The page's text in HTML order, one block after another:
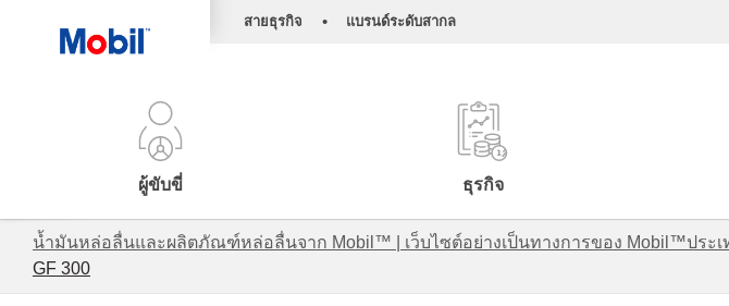
สายธุรกิจ • แบรนด์ระดับสากล
ผู้ขับขี่ ธุรกิจ
น้ำมันหล่อลื่นและผลิตภัณฑ์หล่อลื่นจาก Mobil™ | เว็บไซต์อย่างเป็นทางการของ Mobil™ประเ
GF 300